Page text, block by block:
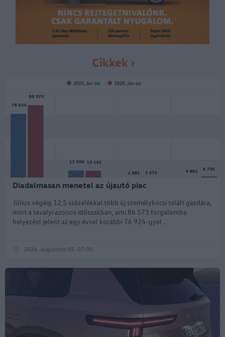
Cikkek
Diadalmasan menetel az újautó piac
2026. augusztus 05. 07:00
Július végéig 12,5 százalékkal több új személykocsi talált gazdára,
mint a tavalyi azonos időszakban, ami 86 573 forgalomba
helyezést jelent az egy évvel korábbi 76 924-gyel...